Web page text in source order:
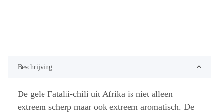
Beschrijving
De gele Fatalii-chili uit Afrika is niet alleen
extreem scherp maar ook extreem aromatisch. De